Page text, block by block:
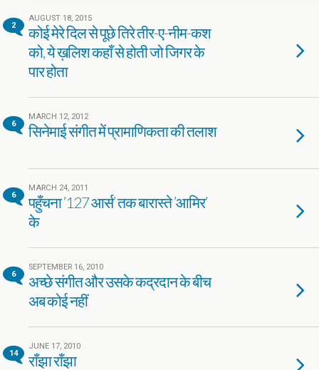
2
AUGUST 18, 2015
कोई मेरे दिल से पूछे तिरे तीर-ए-नीम-कश
को, ये ख़लिश कहाँ से होती जो जिगर के
पार होता
6
MARCH 12, 2012
सिनेमाई संगीत में प्रामाणिकता की तलाश
6
MARCH 24, 2011
पहुँचना ’127 आर्स’ तक बारास्ते ’आमिर’
के
6
SEPTEMBER 16, 2010
अच्छे संगीत और उसके कद्रदान के बीच
अब कोई नहीं
14
JUNE 17, 2010
राँझा राँझा